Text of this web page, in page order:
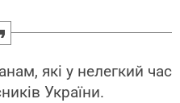
які у нелегкий час
України.